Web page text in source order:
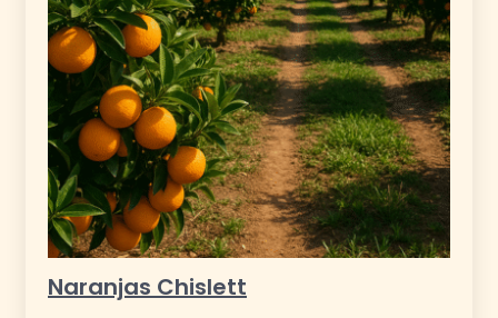
Naranjas Chislett